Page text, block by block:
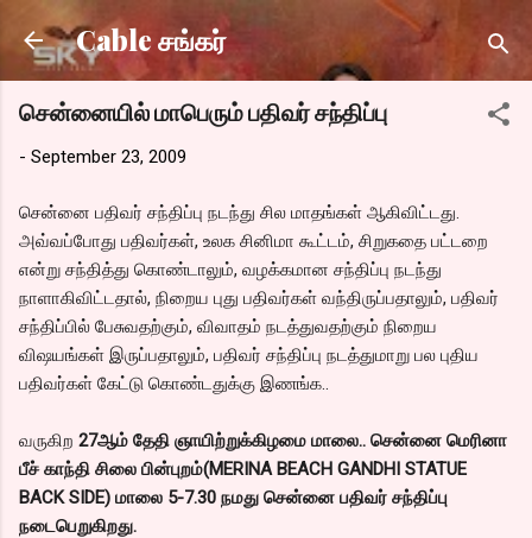
Skip to main content
Cable சங்கர்
சென்னையில் மாபெரும் பதிவர் சந்திப்பு
- September 23, 2009
சென்னை பதிவர் சந்திப்பு நடந்து சில மாதங்கள் ஆகிவிட்டது.
அவ்வப்போது பதிவர்கள், உலக சினிமா கூட்டம், சிறுகதை பட்டறை
என்று சந்தித்து கொண்டாலும், வழக்கமான சந்திப்பு நடந்து
நாளாகிவிட்டதால், நிறைய புது பதிவர்கள் வந்திருப்பதாலும், பதிவர்
சந்திப்பில் பேசுவதற்கும், விவாதம் நடத்துவதற்கும் நிறைய
விஷயங்கள் இருப்பதாலும், பதிவர் சந்திப்பு நடத்துமாறு பல புதிய
பதிவர்கள் கேட்டு கொண்டதுக்கு இணங்க..
வருகிற 27ஆம் தேதி ஞாயிற்றுக்கிழமை மாலை.. சென்னை மெரினா
பீச் காந்தி சிலை பின்புறம்(MERINA BEACH GANDHI STATUE
BACK SIDE) மாலை 5-7.30 நமது சென்னை பதிவர் சந்திப்பு
நடைபெறுகிறது.